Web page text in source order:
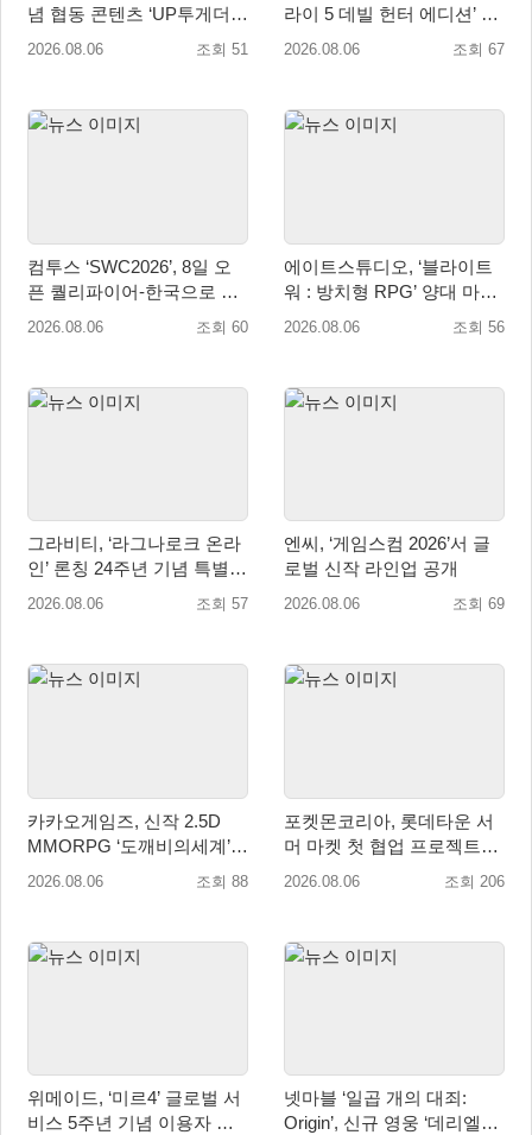
념 협동 콘텐츠 ‘UP투게더’
업데이트
2026.08.06 조회 51
라이 5 데빌 헌터 에디션’ 패
키지 제품 8월 7일 예약판매
2026.08.06 조회 67
컴투스 ‘SWC2026’, 8일 오
픈 퀄리파이어-한국으로 시
즌 개막!
2026.08.06 조회 60
에이트스튜디오, ‘블라이트
워 : 방치형 RPG’ 양대 마켓
인기 순위 1위 달성
2026.08.06 조회 56
그라비티, ‘라그나로크 온라
인’ 론칭 24주년 기념 특별
감사 축제 실시!
2026.08.06 조회 57
엔씨, ‘게임스컴 2026’서 글
로벌 신작 라인업 공개
2026.08.06 조회 69
카카오게임즈, 신작 2.5D
MMORPG ‘도깨비의세계’
천만 배우 박지훈 광고 모델
2026.08.06 조회 88
포켓몬코리아, 롯데타운 서
머 마켓 첫 협업 프로젝트
‘포켓몬 별빛낙원’ 개최
2026.08.06 조회 206
위메이드, ‘미르4’ 글로벌 서
비스 5주년 기념 이용자 헌
넷마블 ‘일곱 개의 대죄:
Origin’, 신규 영웅 ‘데리엘리’